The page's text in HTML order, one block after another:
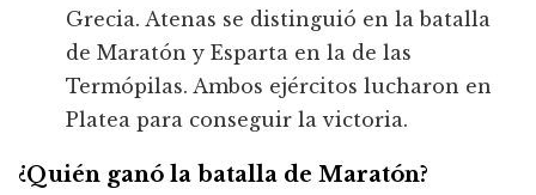
Grecia. Atenas se distinguió en la batalla
de Maratón y Esparta en la de las
Termópilas. Ambos ejércitos lucharon en
Platea para conseguir la victoria.
¿Quién ganó la batalla de Maratón?